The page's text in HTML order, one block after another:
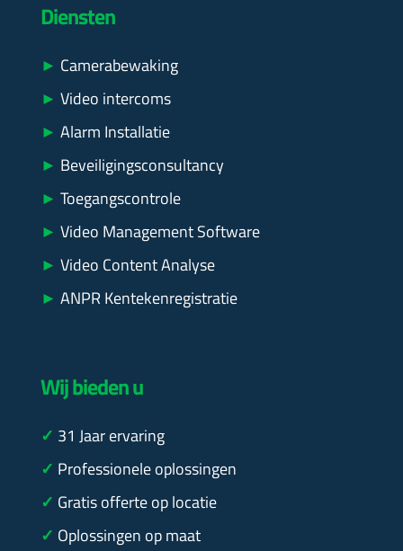
Diensten
► Camerabewaking
► Video intercoms
► Alarm Installatie
► Beveiligingsconsultancy
► Toegangscontrole
► Video Management Software
► Video Content Analyse
► ANPR Kentekenregistratie
Wij bieden u
✓ 31 Jaar ervaring
✓ Professionele oplossingen
✓ Gratis offerte op locatie
✓ Oplossingen op maat